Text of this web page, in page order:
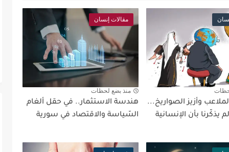
وأزيز الصواريخ...
يذكّرنا بأن الإنسانية
مقالات إنسان
منذ بضع لحظات
هندسة الاستثمار.. في حقل ألغام
السّياسة والاقتصاد في سورية